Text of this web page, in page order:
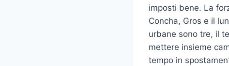
imposti bene. La
Concha, Gros e il
urbane sono tre, il
mettere insieme
tempo in